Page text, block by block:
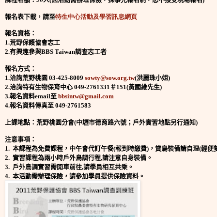
報名表下載，請至特生中心活動及學習訊息網頁
報名資格：
1.荒野保護協會志工
2.有興趣參與BBS Taiwan調查志工者
報名方式：
1.洽詢荒野桃園 03-425-8009 sowty@sow.org.tw(洪麗珠小姐)
2.洽詢特有生物保育中心 049-2761331 ＃151(黃國維先生)
3.報名資料email至 bbsintw@gmail.com
4.報名資料傳真至 049-2761583
上課地點：荒野桃園分會(中壢市德育路六號；戶外實習地點另行通知)
注意事項：
1. 本課程為免費課程，中午會代訂午餐(報到時繳費) ，賞鳥裝備請自理(輕便
2. 實習課程為兩小時戶外鳥調行程,請注意自身裝備。
3. 戶外鳥調實習需開車前往,請學員相互共乘。
4. 本活動需辦理保險，請參加學員提供保險資料。